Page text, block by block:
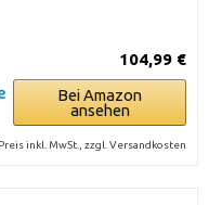
104,99 €
Bei Amazon
ansehen
Preis inkl. MwSt., zzgl. Versandkosten